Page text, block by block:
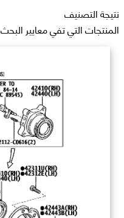
نتيجة التصنيف
المنتجات التي تفي معايير البحث